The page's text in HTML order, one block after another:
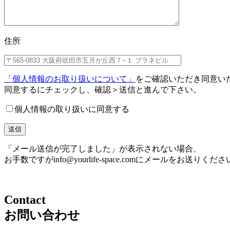
住所
「個人情報のお取り扱いについて」
をご確認いただき同意い
同意するにチェックし、確認＞送信と進んで下さい。
個人情報の取り扱いに同意する
「メール送信が完了しました」が表示されない場合、
お手数ですがinfo@yourlife-space.comにメールをお送りくださ
Contact
お問い合わせ